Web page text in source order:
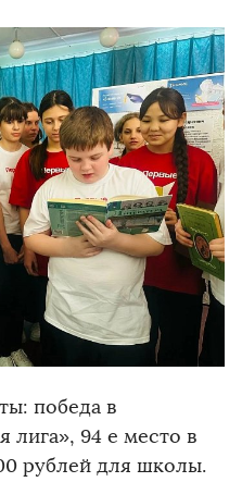
победа в
лига», 94 е место в
рублей для школы.